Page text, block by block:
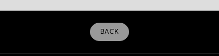
BACK